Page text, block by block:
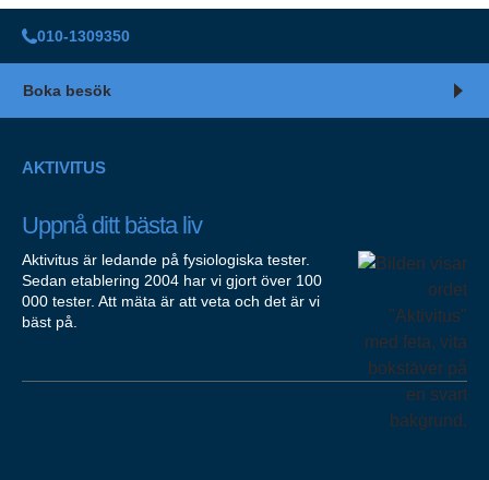
010-1309350
Boka besök
AKTIVITUS
Uppnå ditt bästa liv
Aktivitus är ledande på fysiologiska tester.
Sedan etablering 2004 har vi gjort över 100
000 tester. Att mäta är att veta och det är vi
bäst på.